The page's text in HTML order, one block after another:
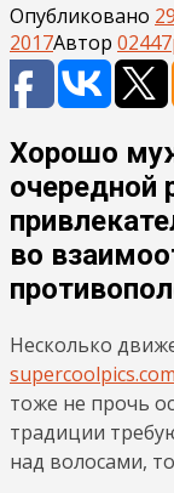
Опубликовано
2017Автор
Хорошо
очередной
во
Несколько
supercoolpics.com
тоже не прочь
традиции
над волосами,